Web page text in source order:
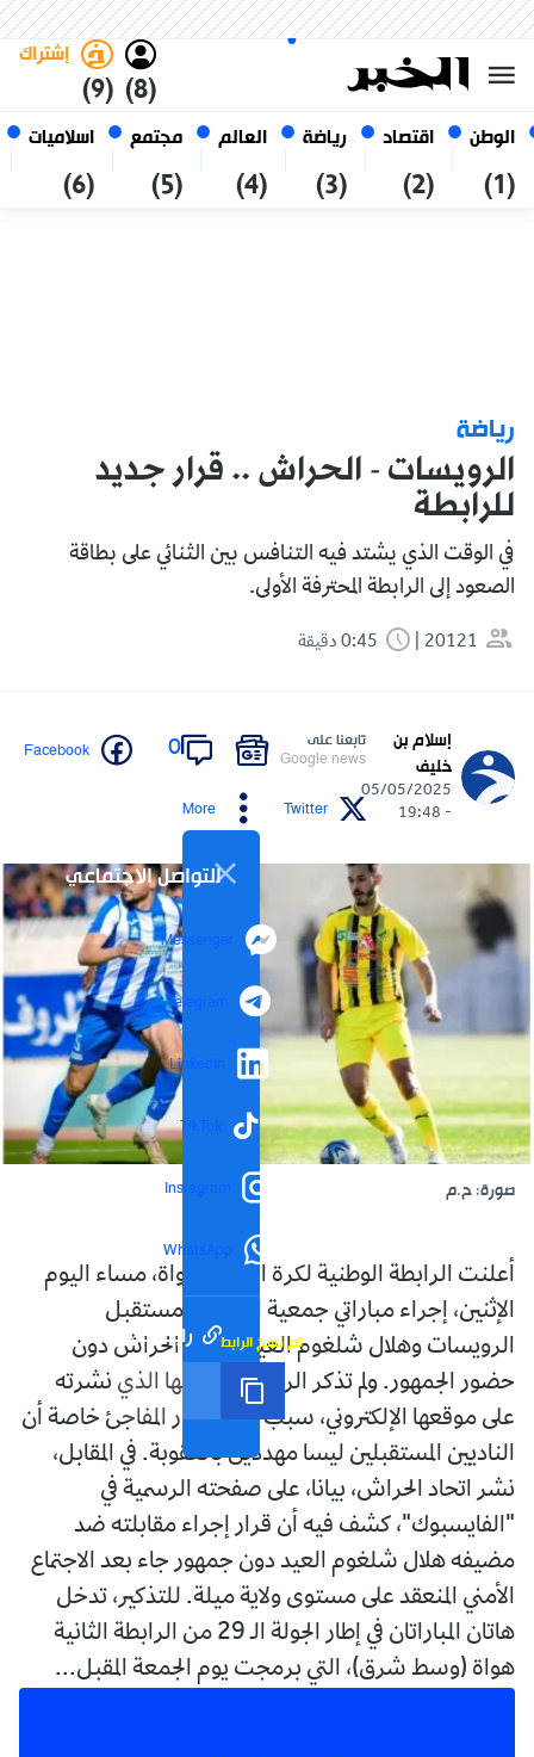
الوطن
(1)
اقتصاد
(2)
رياضة
(3)
العالم
(4)
مجتمع
(5)
اسلاميات
(6)
(8)
إشتراك
(9)
07 أغسطس 2026
الجزائر
رياضة
الرويسات - الحراش .. قرار جديد
للرابطة
في الوقت الذي يشتد فيه التنافس بين الثنائي على بطاقة
الصعود إلى الرابطة المحترفة الأولى.
20121
إسلام بن
خليف
05/05/2025
- 19:48
تابعنا على
Google news
0
Facebook
Twitter
More
التواصل الاجتماعي
Messenger
Telegram
LinkedIn
TikTok
Instagram
WhatsApp
رابط مختصر تم نسخ الرابط
صورة: ح.م
أعلنت الرابطة الوطنية لكرة القدم للهواة، مساء اليوم
الإثنين، إجراء مباراتي جمعية الخروب -مستقبل
الرويسات وهلال شلغوم العيد -اتحاد الحراش دون
حضور الجمهور. ولم تذكر الرابطة، في بيانها الذي نشرته
على موقعها الإلكتروني، سبب هذا القرار المفاجئ خاصة أن
الناديين المستقبلين ليسا مهددين بالعقوبة. في المقابل،
نشر اتحاد الحراش، بيانا، على صفحته الرسمية في
"الفايسبوك"، كشف فيه أن قرار إجراء مقابلته ضد
مضيفه هلال شلغوم العيد دون جمهور جاء بعد الاجتماع
الأمني المنعقد على مستوى ولاية ميلة. للتذكير، تدخل
هاتان المباراتان في إطار الجولة الـ 29 من الرابطة الثانية
هواة (وسط شرق)، التي برمجت يوم الجمعة المقبل...